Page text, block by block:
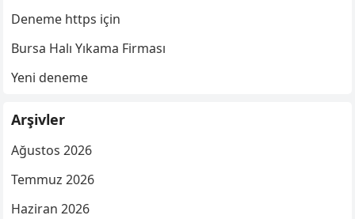
Deneme https için
Bursa Halı Yıkama Firması
Yeni deneme
Arşivler
Ağustos 2026
Temmuz 2026
Haziran 2026